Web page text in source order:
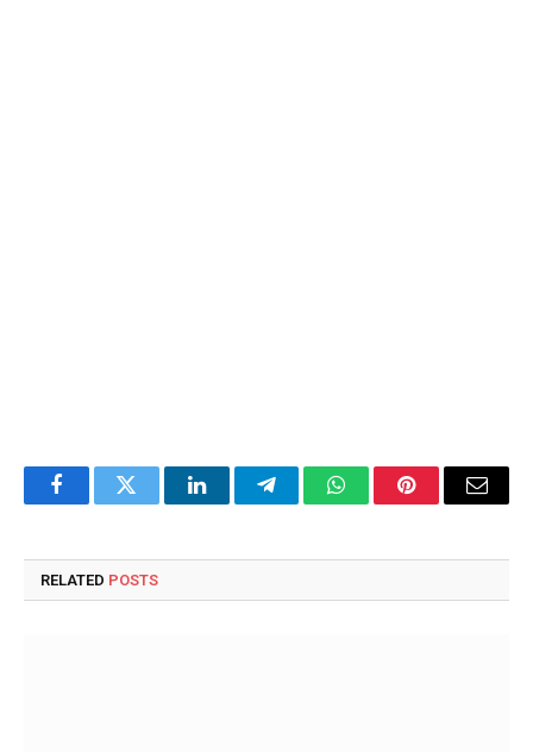
FacebookTwitter LinkedInTelegramWhatsAppPinterestEmail
RELATED POSTS